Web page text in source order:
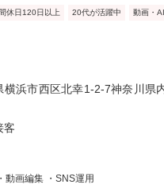
休日120日以上 20代が活躍中 動画・
横浜市西区北幸1-2-7神奈川県
客
動画編集 ・SNS運用